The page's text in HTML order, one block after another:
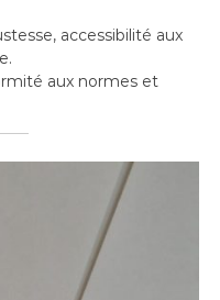
accessibilité aux
aux normes et